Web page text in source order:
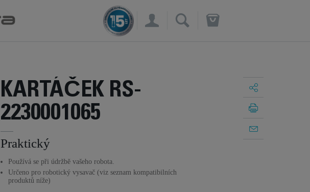
×
KARTÁČEK RS-
2230001065
Praktický
Používá se při údržbě vašeho robota.
Určeno pro robotický vysavač (viz seznam kompatibilních
produktů níže)